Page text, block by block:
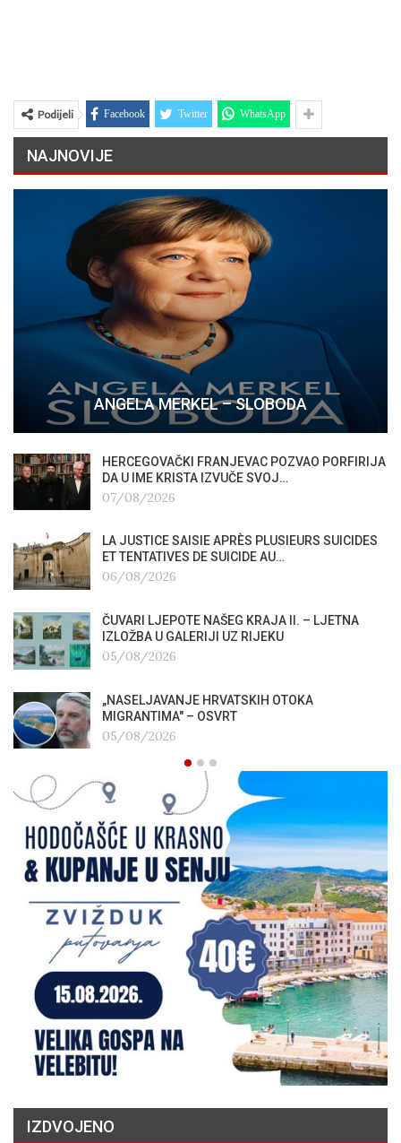
Podijeli Facebook Twitter WhatsApp
NAJNOVIJE
ANGELA MERKEL – SLOBODA
HERCEGOVAČKI FRANJEVAC POZVAO PORFIRIJA
DA U IME KRISTA IZVUČE SVOJ…
07/08/2026
LA JUSTICE SAISIE APRÈS PLUSIEURS SUICIDES
ET TENTATIVES DE SUICIDE AU…
06/08/2026
ČUVARI LJEPOTE NAŠEG KRAJA II. – LJETNA
IZLOŽBA U GALERIJI UZ RIJEKU
05/08/2026
„NASELJAVANJE HRVATSKIH OTOKA
MIGRANTIMA″ – OSVRT
05/08/2026
IZDVOJENO